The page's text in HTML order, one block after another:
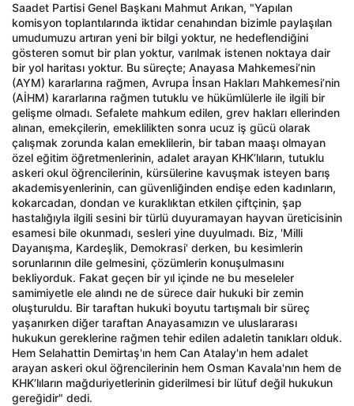
Saadet Partisi Genel Başkanı Mahmut Arıkan, "Yapılan
komisyon toplantılarında iktidar cenahından bizimle paylaşılan
umudumuzu artıran yeni bir bilgi yoktur, ne hedeflendiğini
gösteren somut bir plan yoktur, varılmak istenen noktaya dair
bir yol haritası yoktur. Bu süreçte; Anayasa Mahkemesi’nin
(AYM) kararlarına rağmen, Avrupa İnsan Hakları Mahkemesi’nin
(AİHM) kararlarına rağmen tutuklu ve hükümlülerle ile ilgili bir
gelişme olmadı. Sefalete mahkum edilen, grev hakları ellerinden
alınan, emekçilerin, emeklilikten sonra ucuz iş gücü olarak
çalışmak zorunda kalan emeklilerin, bir taban maaşı olmayan
özel eğitim öğretmenlerinin, adalet arayan KHK’lıların, tutuklu
askeri okul öğrencilerinin, kürsülerine kavuşmak isteyen barış
akademisyenlerinin, can güvenliğinden endişe eden kadınların,
kokarcadan, dondan ve kuraklıktan etkilen çiftçinin, şap
hastalığıyla ilgili sesini bir türlü duyuramayan hayvan üreticisinin
esamesi bile okunmadı, sesleri yine duyulmadı. Biz, 'Milli
Dayanışma, Kardeşlik, Demokrasi' derken, bu kesimlerin
sorunlarının dile gelmesini, çözümlerin konuşulmasını
bekliyorduk. Fakat geçen bir yıl içinde ne bu meseleler
samimiyetle ele alındı ne de sürece dair hukuki bir zemin
oluşturuldu. Bir taraftan hukuki boyutu tartışmalı bir süreç
yaşanırken diğer taraftan Anayasamızın ve uluslararası
hukukun gereklerine rağmen tehir edilen adaletin tanıkları olduk.
Hem Selahattin Demirtaş'ın hem Can Atalay'ın hem adalet
arayan askeri okul öğrencilerinin hem Osman Kavala'nın hem de
KHK’lıların mağduriyetlerinin giderilmesi bir lütuf değil hukukun
gereğidir" dedi.